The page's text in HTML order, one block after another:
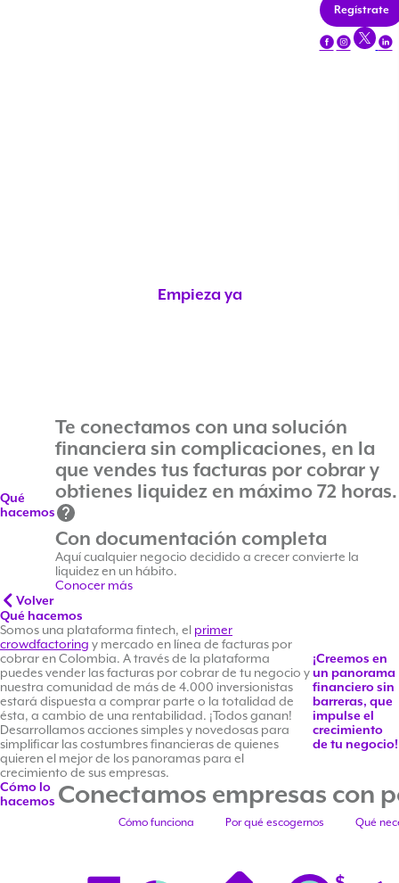
Regístrate
Empieza ya
Qué
hacemos
Te conectamos con una solución
financiera sin complicaciones, en la
que vendes tus facturas por cobrar y
obtienes liquidez en máximo 72 horas.
Con documentación completa
Aquí cualquier negocio decidido a crecer convierte la
liquidez en un hábito.
Conocer más
Volver
Qué hacemos
Somos una plataforma fintech, el primer
crowdfactoring y mercado en línea de facturas por
cobrar en Colombia. A través de la plataforma
puedes vender las facturas por cobrar de tu negocio y
nuestra comunidad de más de 4.000 inversionistas
estará dispuesta a comprar parte o la totalidad de
ésta, a cambio de una rentabilidad. ¡Todos ganan!
Desarrollamos acciones simples y novedosas para
simplificar las costumbres financieras de quienes
quieren el mejor de los panoramas para el
crecimiento de sus empresas.
¡Creemos en
un panorama
financiero sin
barreras, que
impulse el
crecimiento
de tu negocio!
Cómo lo
hacemos Conectamos empresas con
Cómo funciona Por qué escogernos Qué